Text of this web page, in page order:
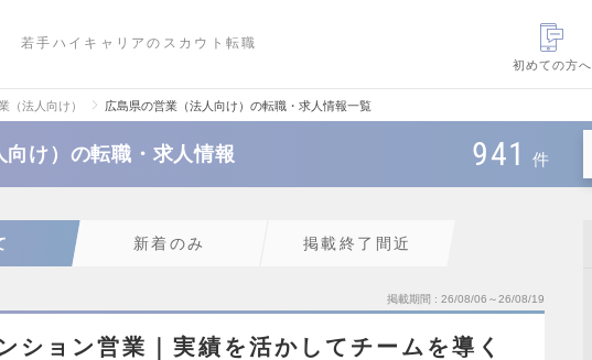
若手ハイキャリアのスカウト転職
初めての方へ
（法人向け） 広島県の営業（法人向け）の転職・求人情報一覧
向け）の転職・求人情報 941 件
新着のみ 掲載終了間近
掲載期間 26/08/06～26/08/19
ション営業｜実績を活かしてチームを導く